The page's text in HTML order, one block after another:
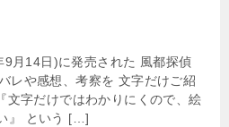
月14日)に発売された 風都探偵
レや感想、考察を 文字だけご紹
字だけではわかりにくので、絵
』 という […]